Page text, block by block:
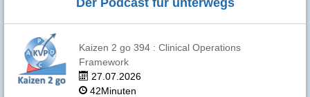
Kaizen 2 go 394 : Clinical Operations
Framework
27.07.2026
42Minuten